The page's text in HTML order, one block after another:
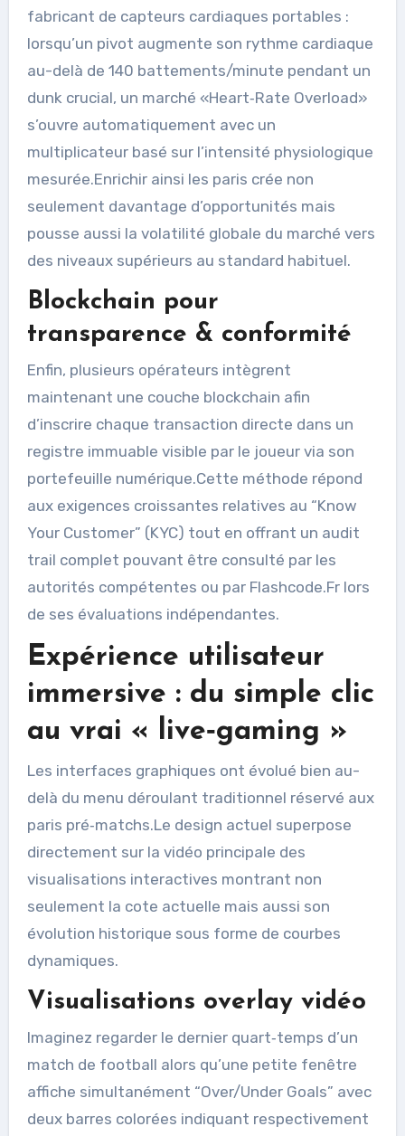
fabricant de capteurs cardiaques portables :
lorsqu’un pivot augmente son rythme cardiaque
au-delà de 140 battements/minute pendant un
dunk crucial, un marché «​Heart‑Rate Overload​»
s’ouvre automatiquement avec un
multiplicateur basé sur l’intensité physiologique
mesurée.Enrichir ainsi les paris crée non
seulement davantage d’opportunités mais
pousse aussi la volatilité globale du marché vers
des niveaux supérieurs au standard habituel.
Blockchain pour
transparence & conformité
Enfin, plusieurs opérateurs intègrent
maintenant une couche blockchain afin
d’inscrire chaque transaction directe dans un
registre immuable visible par le joueur via son
portefeuille numérique.Cette méthode répond
aux exigences croissantes relatives au “Know
Your Customer” (KYC) tout en offrant un audit
trail complet pouvant être consulté par les
autorités compétentes ou par Flashcode.Fr lors
de ses évaluations indépendantes.
Expérience utilisateur
immersive : du simple clic
au vrai « live‑gaming »
Les interfaces graphiques ont évolué bien au-
delà du menu déroulant traditionnel réservé aux
paris pré‑matchs.Le design actuel superpose
directement sur la vidéo principale des
visualisations interactives montrant non
seulement la cote actuelle mais aussi son
évolution historique sous forme de courbes
dynamiques.
Visualisations overlay vidéo
Imaginez regarder le dernier quart‑temps d’un
match de football alors qu’une petite fenêtre
affiche simultanément “Over/Under Goals” avec
deux barres colorées indiquant respectivement